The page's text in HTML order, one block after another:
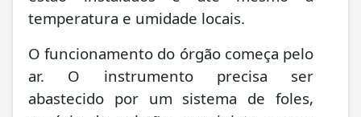
temperatura e umidade locais.
O funcionamento do órgão começa pelo
ar. O instrumento precisa ser
abastecido por um sistema de foles,